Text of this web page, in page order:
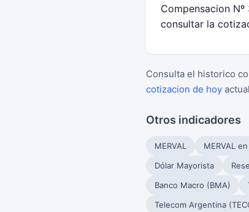
Compensacion
consultar la
Consulta el historico
cotizacion de hoy
Otros indicadores
MERVAL MERVAL
Dólar Mayorista
Banco Macro (BMA)
Telecom Argentina